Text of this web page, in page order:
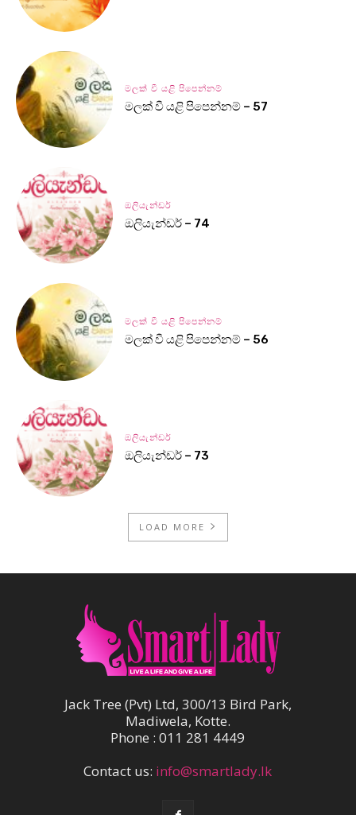
මලක් වී යළි පිපෙන්නම්
මලක් වී යළි පිපෙන්නම් – 57
ඔලියැන්ඩර්
ඔලියැන්ඩර් – 74
මලක් වී යළි පිපෙන්නම්
මලක් වී යළි පිපෙන්නම් – 56
ඔලියැන්ඩර්
ඔලියැන්ඩර් – 73
LOAD MORE
Jack Tree (Pvt) Ltd, 300/13 Bird Park,
Madiwela, Kotte.
Phone : 011 281 4449
Contact us: info@smartlady.lk